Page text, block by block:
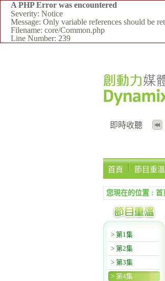
A PHP Error was encountered
Severity: Notice
Message: Only variable references should be
Filename: core/Common.php
Line Number: 239
即時收聽
首頁
節目重溫
您現在的位置 : 首
> 第1集
> 第2集
> 第3集
> 第4集